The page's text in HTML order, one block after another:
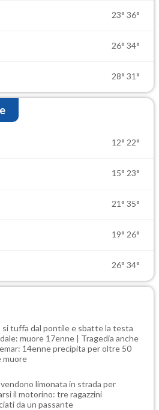
23° 36°
26° 34°
28° 31°
12° 22°
15° 23°
21° 35°
19° 26°
26° 34°
si tuffa dal pontile e sbatte la testa
muore 17enne | Tragedia anche
14enne precipita per oltre 50
muore
limonata in strada per
il motorino: tre ragazzini
da un passante